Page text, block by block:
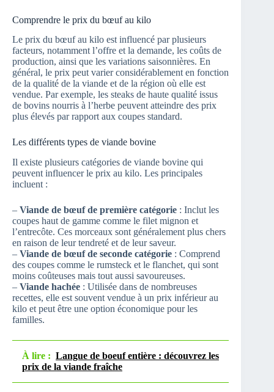
Comprendre le prix du bœuf au kilo
Le prix du bœuf au kilo est influencé par plusieurs
facteurs, notamment l’offre et la demande, les coûts de
production, ainsi que les variations saisonnières. En
général, le prix peut varier considérablement en fonction
de la qualité de la viande et de la région où elle est
vendue. Par exemple, les steaks de haute qualité issus
de bovins nourris à l’herbe peuvent atteindre des prix
plus élevés par rapport aux coupes standard.
Les différents types de viande bovine
Il existe plusieurs catégories de viande bovine qui
peuvent influencer le prix au kilo. Les principales
incluent :
– Viande de bœuf de première catégorie : Inclut les
coupes haut de gamme comme le filet mignon et
l’entrecôte. Ces morceaux sont généralement plus chers
en raison de leur tendreté et de leur saveur.
– Viande de bœuf de seconde catégorie : Comprend
des coupes comme le rumsteck et le flanchet, qui sont
moins coûteuses mais tout aussi savoureuses.
– Viande hachée : Utilisée dans de nombreuses
recettes, elle est souvent vendue à un prix inférieur au
kilo et peut être une option économique pour les
familles.
À lire : Langue de boeuf entière : découvrez les
prix de la viande fraîche